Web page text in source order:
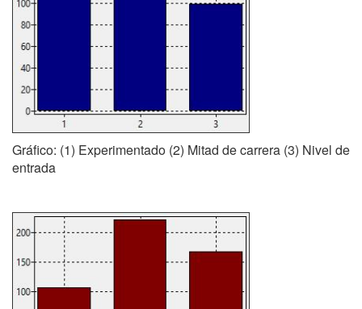
Gráfico: (1) Experimentado (2) Mitad de carrera (3) Nivel de
entrada